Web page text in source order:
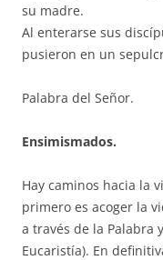
su madre.
Al enterarse sus
pusieron en un
Palabra del Señor.
Ensimismados.
Hay caminos hacia la
primero es acoger la
a través de la Palabra
Eucaristía). En